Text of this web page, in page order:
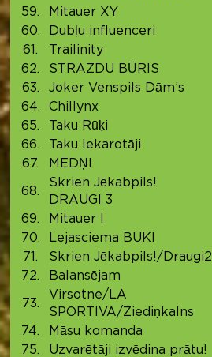
59. Mitauer XY
60. Dubļu influenceri
61. Trailinity
62. STRAZDU BŪRIS
63. Joker Venspils Dām’s
64. Chillynx
65. Taku Rūķi
66. Taku Iekarotāji
67. MEDŅI
68.
Skrien Jēkabpils!
DRAUGI 3
69. Mitauer I
70. Lejasciema BUKI
71. Skrien Jēkabpils!/Draugi2
72. Balansējam
73.
Virsotne/LA
SPORTIVA/Ziediņkalns
74. Māsu komanda
75. Uzvarētāji izvēdina prātu!